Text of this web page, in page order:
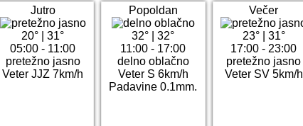
Jutro
20° |31°
05:00 - 11:00
pretežno jasno
Veter JJZ 7km/h
Popoldan
32° |32°
11:00 - 17:00
delno oblačno
Veter S 6km/h
Padavine 0.1mm.
Večer
23°| 31°
17:00 - 23:00
pretežno jasno
Veter SV 5km/h